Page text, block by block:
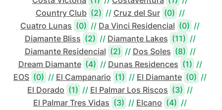
Country Club (2) // Cruz del Sur (0) //
Cuatro Lunas (0) // Da Vinci Residencial (0) //
Diamante Bliss (2) // Diamante Lakes (11) //
Diamante Residencial (2) // Dos Soles (8) //
Dream Diamante (4) // Dunas Residences (1) //
EOS (0) // El Campanario (1) // El Diamante (0) //
El Dorado (1) // El Palmar Los Riscos (3) //
El Palmar Tres Vidas (3) // Elcano (4) //